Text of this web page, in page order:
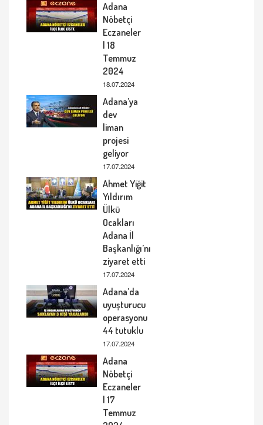
Adana
Nöbetçi
Eczaneler
| 18
Temmuz
2024
18.07.2024
Adana’ya
dev
liman
projesi
geliyor
17.07.2024
Ahmet Yiğit
Yıldırım
Ülkü
Ocakları
Adana İl
Başkanlığı’nı
ziyaret etti
17.07.2024
Adana’da
uyuşturucu
operasyonu
44 tutuklu
17.07.2024
Adana
Nöbetçi
Eczaneler
| 17
Temmuz